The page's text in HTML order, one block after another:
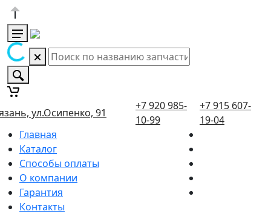
ул.Осипенко, 91
+7 920 985-
10-99
+7 915 607-
19-04
Главная
Каталог
Способы оплаты
О компании
Гарантия
Контакты